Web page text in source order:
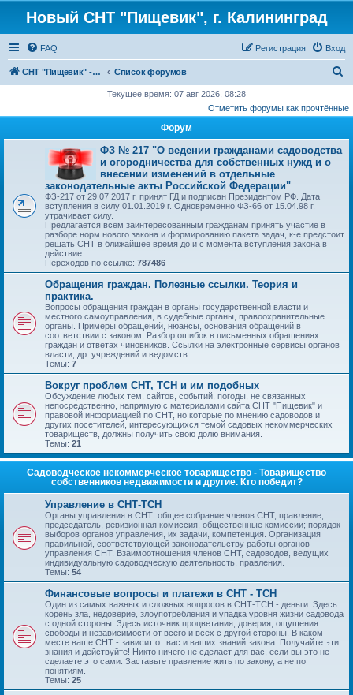
Новый СНТ "Пищевик", г. Калининград
FAQ Вход
Регистрация
СНТ "Пищевик" - возвращение на Главную страницу Список форумов
и
Текущее время: 07 авг 2026, 08:28
Отметить форумы как прочтённые
Форум
ФЗ № 217 "О ведении гражданами садоводства
и огородничества для собственных нужд и о
внесении изменений в отдельные
законодательные акты Российской Федерации"
ФЗ-217 от 29.07.2017 г. принят ГД и подписан Президентом РФ. Дата
вступления в силу 01.01.2019 г. Одновременно ФЗ-66 от 15.04.98 г.
утрачивает силу.
Предлагается всем заинтересованным гражданам принять участие в
разборе норм нового закона и формированию пакета задач, к-е предстоит
решать СНТ в ближайшее время до и с момента вступления закона в
действие.
Переходов по ссылке: 787486
Обращения граждан. Полезные ссылки. Теория и
практика.
Вопросы обращения граждан в органы государственной власти и
местного самоуправления, в судебные органы, правоохранительные
органы. Примеры обращений, нюансы, основания обращений в
соответствии с законом. Разбор ошибок в письменных обращениях
граждан и ответах чиновников. Ссылки на электронные сервисы органов
власти, др. учреждений и ведомств.
Темы: 7
Вокруг проблем СНТ, ТСН и им подобных
Обсуждение любых тем, сайтов, событий, погоды, не связанных
непосредственно, напрямую с материалами сайта СНТ "Пищевик" и
правовой информацией по СНТ, но которые по мнению садоводов и
других посетителей, интересующихся темой садовых некоммерческих
товариществ, должны получить свою долю внимания.
Темы: 21
Садоводческое некоммерческое товарищество - Товарищество
собственников недвижимости и другие. Кто победит?
Управление в СНТ-ТСН
Органы управления в СНТ: общее собрание членов СНТ, правление,
председатель, ревизионная комиссия, общественные комиссии; порядок
выборов органов управления, их задачи, компетенция. Организация
правильной, соответствующей законодательству работы органов
управления СНТ. Взаимоотношения членов СНТ, садоводов, ведущих
индивидуальную садоводческую деятельность, правления.
Темы: 54
Финансовые вопросы и платежи в СНТ - ТСН
Один из самых важных и сложных вопросов в СНТ-ТСН - деньги. Здесь
корень зла, недоверие, злоупотребления и упадка уровня жизни садовода
с одной стороны. Здесь источник процветания, доверия, ощущения
свободы и независимости от всего и всех с другой стороны. В каком
месте ваше СНТ - зависит от вас и ваших знаний закона. Получайте эти
знания и действуйте! Никто ничего не сделает для вас, если вы это не
сделаете это сами. Заставьте правление жить по закону, а не по
понятиям.
Темы: 25